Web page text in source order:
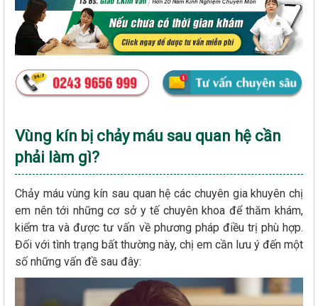
Vùng kín bị chảy máu sau quan hệ cần
phải làm gì?
Chảy máu vùng kín sau quan hệ các chuyên gia khuyên chị
em nên tới những cơ sở y tế chuyên khoa để thăm khám,
kiểm tra và được tư vấn về phương pháp điều trị phù hợp.
Đối với tình trạng bất thường này, chị em cần lưu ý đến một
số những vấn đề sau đây: